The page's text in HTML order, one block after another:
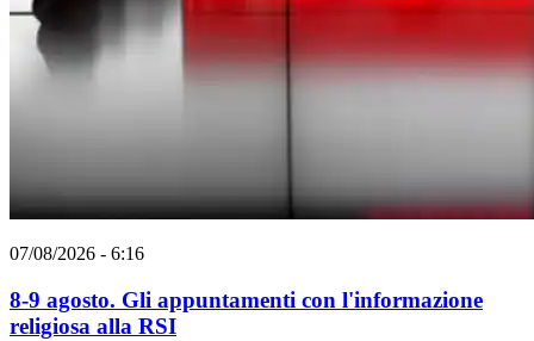
07/08/2026 - 6:16
8-9 agosto. Gli appuntamenti con l'informazione
religiosa alla RSI